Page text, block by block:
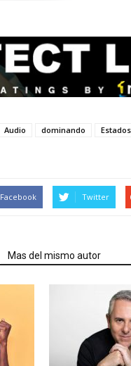
Audio dominando
Facebook Twitter
Mas del mismo autor